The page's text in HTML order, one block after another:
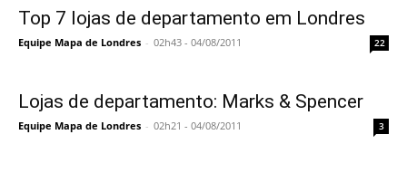
Top 7 lojas de departamento em Londres
Equipe Mapa de Londres - 02h43 - 04/08/2011 22
Lojas de departamento: Marks & Spencer
Equipe Mapa de Londres - 02h21 - 04/08/2011 3